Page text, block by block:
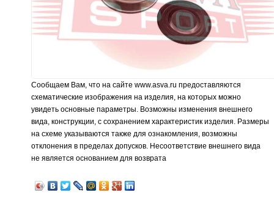
Сообщаем Вам, что на сайте www.asva.ru предоставляются
схематические изображения на изделия, на которых можно
увидеть основные параметры. Возможны изменения внешнего
вида, конструкции, с сохранением характеристик изделия. Размеры
на схеме указываются также для ознакомления, возможны
отклонения в пределах допусков. Несоответствие внешнего вида
не является основанием для возврата